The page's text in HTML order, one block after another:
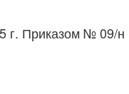
г. Приказом № 09/н